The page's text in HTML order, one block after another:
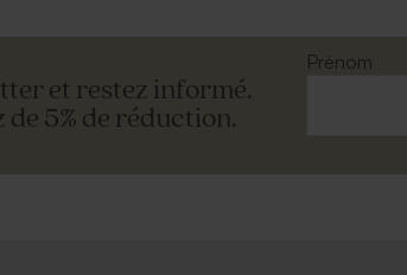
et restez informé.
5% de réduction.
Prénom